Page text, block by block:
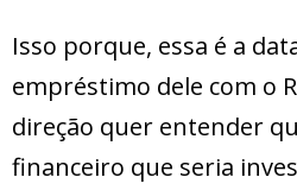
Isso porque, essa é a
empréstimo dele com o
direção quer entender
financeiro que seria